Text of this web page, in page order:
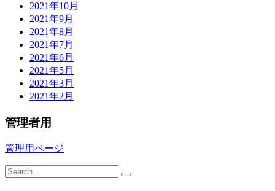
2021年10月
2021年9月
2021年8月
2021年7月
2021年6月
2021年5月
2021年3月
2021年2月
管理者用
管理用ページ